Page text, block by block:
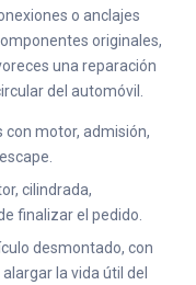
o anclajes
originales,
una reparación
del automóvil.
con motor, admisión,
cilindrada,
finalizar el pedido.
desmontado, con
la vida útil del